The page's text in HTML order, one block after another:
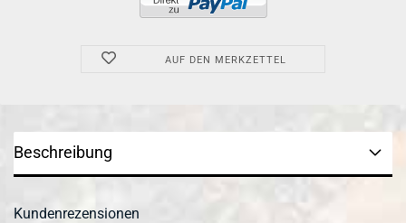
AUF DEN MERKZETTEL
Beschreibung
Kundenrezensionen